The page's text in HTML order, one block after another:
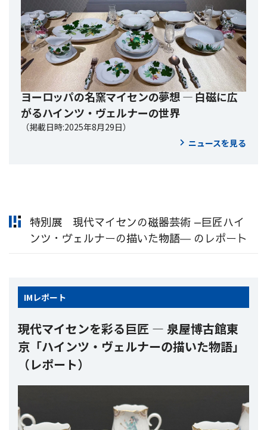
ヨーロッパの名窯マイセンの夢想 ― 白磁に広
がるハインツ・ヴェルナーの世界
（掲載日時:2025年8月29日）
ニュースを見る
特別展 現代マイセンの磁器芸術 —巨匠ハイ
ンツ・ヴェルナーの描いた物語― のレポート
IM レポート
現代マイセンを彩る巨匠 ― 泉屋博古館東
京「ハインツ・ヴェルナーの描いた物語」
（レポート）